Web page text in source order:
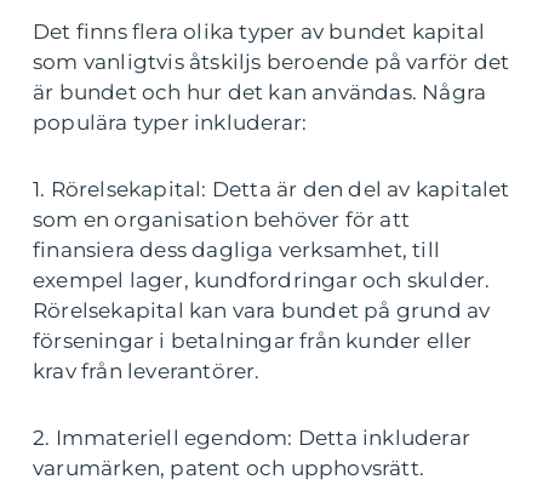
Det finns flera olika typer av bundet kapital
som vanligtvis åtskiljs beroende på varför det
är bundet och hur det kan användas. Några
populära typer inkluderar:
1. Rörelsekapital: Detta är den del av kapitalet
som en organisation behöver för att
finansiera dess dagliga verksamhet, till
exempel lager, kundfordringar och skulder.
Rörelsekapital kan vara bundet på grund av
förseningar i betalningar från kunder eller
krav från leverantörer.
2. Immateriell egendom: Detta inkluderar
varumärken, patent och upphovsrätt.